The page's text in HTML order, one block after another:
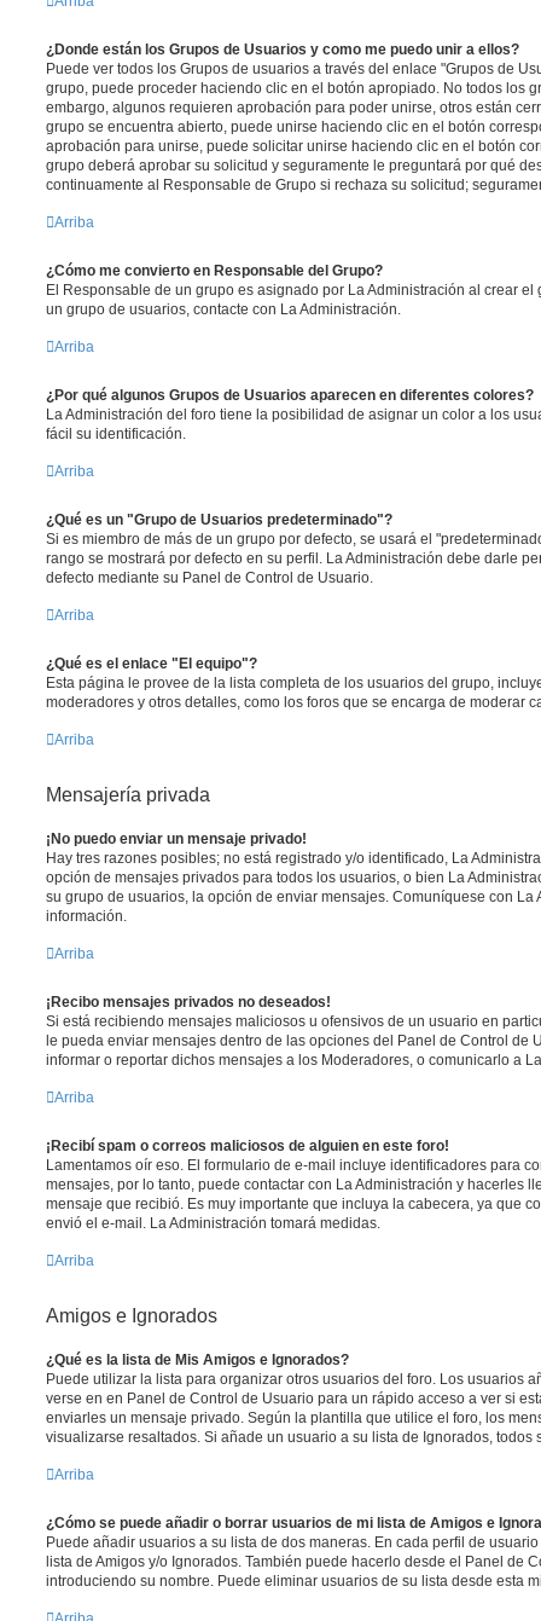
¿Donde están los Grupos de Usuarios y como me puedo unir a ellos?
Puede ver todos los Grupos de usuarios a través del enlace "Grupos de
grupo, puede proceder haciendo clic en el botón apropiado. No todos los
embargo, algunos requieren aprobación para poder unirse, otros están
grupo se encuentra abierto, puede unirse haciendo clic en el botón
aprobación para unirse, puede solicitar unirse haciendo clic en el botón
grupo deberá aprobar su solicitud y seguramente le preguntará por qué
continuamente al Responsable de Grupo si rechaza su solicitud;
Arriba
¿Cómo me convierto en Responsable del Grupo?
El Responsable de un grupo es asignado por La Administración al crear
un grupo de usuarios, contacte con La Administración.
Arriba
¿Por qué algunos Grupos de Usuarios aparecen en diferentes colores?
La Administración del foro tiene la posibilidad de asignar un color a los
fácil su identificación.
Arriba
¿Qué es un "Grupo de Usuarios predeterminado"?
Si es miembro de más de un grupo por defecto, se usará el
rango se mostrará por defecto en su perfil. La Administración debe darle
defecto mediante su Panel de Control de Usuario.
Arriba
¿Qué es el enlace "El equipo"?
Esta página le provee de la lista completa de los usuarios del grupo,
moderadores y otros detalles, como los foros que se encarga de moderar
Arriba
Mensajería privada
¡No puedo enviar un mensaje privado!
Hay tres razones posibles; no está registrado y/o identificado, La
opción de mensajes privados para todos los usuarios, o bien La
su grupo de usuarios, la opción de enviar mensajes. Comuníquese con La
información.
Arriba
¡Recibo mensajes privados no deseados!
Si está recibiendo mensajes maliciosos u ofensivos de un usuario en
le pueda enviar mensajes dentro de las opciones del Panel de Control de
informar o reportar dichos mensajes a los Moderadores, o comunicarlo a
Arriba
¡Recibí spam o correos maliciosos de alguien en este foro!
Lamentamos oír eso. El formulario de e-mail incluye identificadores para
mensajes, por lo tanto, puede contactar con La Administración y hacerles
mensaje que recibió. Es muy importante que incluya la cabecera, ya que
envió el e-mail. La Administración tomará medidas.
Arriba
Amigos e Ignorados
¿Qué es la lista de Mis Amigos e Ignorados?
Puede utilizar la lista para organizar otros usuarios del foro. Los usuarios
verse en en Panel de Control de Usuario para un rápido acceso a ver si
enviarles un mensaje privado. Según la plantilla que utilice el foro, los
visualizarse resaltados. Si añade un usuario a su lista de Ignorados, todos
Arriba
¿Cómo se puede añadir o borrar usuarios de mi lista de Amigos e
Puede añadir usuarios a su lista de dos maneras. En cada perfil de
lista de Amigos y/o Ignorados. También puede hacerlo desde el Panel de
introduciendo su nombre. Puede eliminar usuarios de su lista desde esta